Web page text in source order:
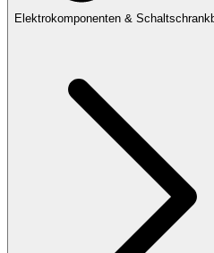
Elektrokomponenten &